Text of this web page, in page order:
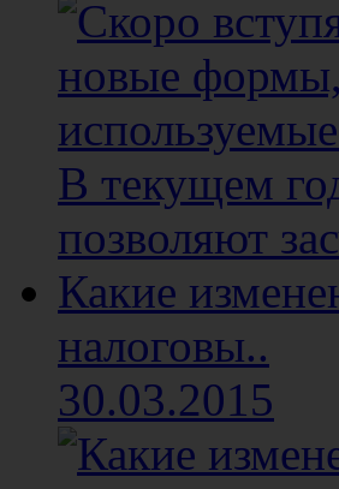
В текущем
позволяют
Какие
налоговы..
30.03.2015